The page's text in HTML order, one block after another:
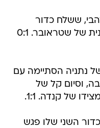
לזהבי, ששלח כדור
שטוח מ-18 מטרים לפינה הימנית של שטראובר. 0:1
של נתניה הסתיימה עם
וסיום קל של
של קנדה. 1:1.
והכדור השני שלו פגש